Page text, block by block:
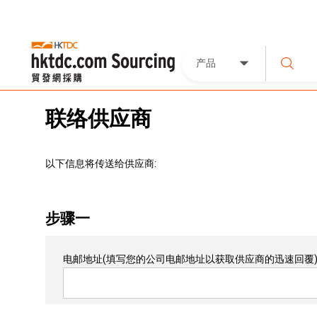
产品
联络供应商
以下信息将传送给供应商:
步骤一
电邮地址(填写您的公司电邮地址以获取供应商的迅速回覆)